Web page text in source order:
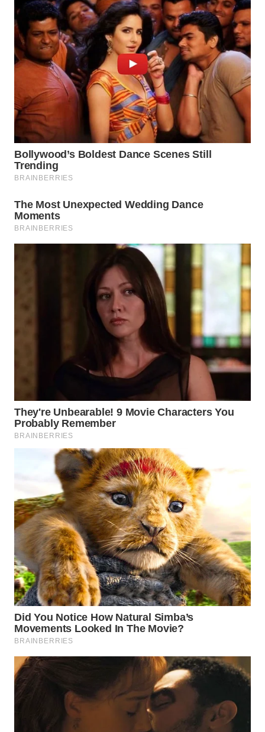
WN
TANJUNG
LESUNG
WN
WN
SIMALUNGUN
WN
LABUHANBATU
WN
TAPANULI
TENGAH
TEBING
TINGGI
WN
KARAWANG
BOGOR
WN
DEPOK
WN
TAPANULI
UTARA
WN
SAMOSIR
PADANG